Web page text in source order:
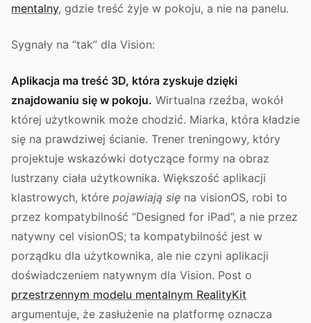
mentalny, gdzie treść żyje w pokoju, a nie na panelu.
Sygnały na “tak” dla Vision:
Aplikacja ma treść 3D, która zyskuje dzięki
znajdowaniu się w pokoju. Wirtualna rzeźba, wokół
której użytkownik może chodzić. Miarka, która kładzie
się na prawdziwej ścianie. Trener treningowy, który
projektuje wskazówki dotyczące formy na obraz
lustrzany ciała użytkownika. Większość aplikacji
klastrowych, które pojawiają się na visionOS, robi to
przez kompatybilność “Designed for iPad”, a nie przez
natywny cel visionOS; ta kompatybilność jest w
porządku dla użytkownika, ale nie czyni aplikacji
doświadczeniem natywnym dla Vision. Post o
przestrzennym modelu mentalnym RealityKit
argumentuje, że zasłużenie na platformę oznacza